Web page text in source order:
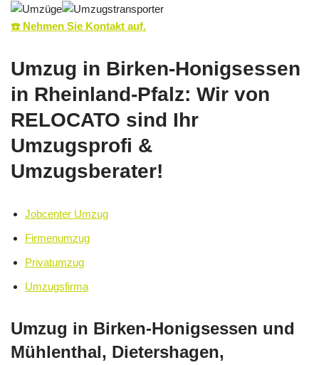
☎️ Nehmen Sie Kontakt auf.
Umzug in Birken-Honigsessen
in Rheinland-Pfalz: Wir von
RELOCATO sind Ihr
Umzugsprofi &
Umzugsberater!
Jobcenter Umzug
Firmenumzug
Privatumzug
Umzugsfirma
Umzug in Birken-Honigsessen und
Mühlenthal, Dietershagen,